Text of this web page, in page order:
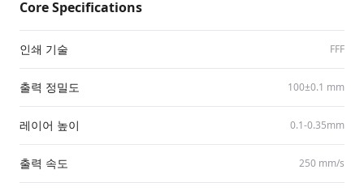
Core Specifications
인쇄 기술 FFF
출력 정밀도 100±0.1 mm
레이어 높이 0.1-0.35mm
출력 속도 250 mm/​s